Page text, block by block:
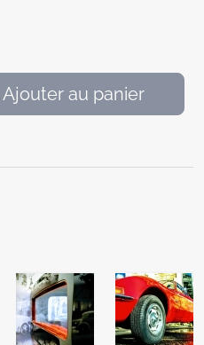
Ajouter au panier